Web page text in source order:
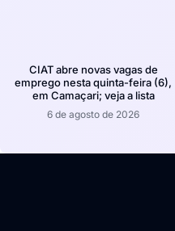
CIAT abre novas vagas de
emprego nesta quinta-feira (6),
em Camaçari; veja a lista
6 de agosto de 2026